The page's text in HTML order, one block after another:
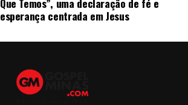
esperança centrada em Jesus